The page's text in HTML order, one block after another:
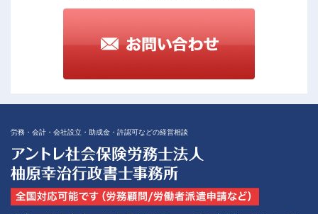
労務・会計・会社設立・助成金・許認可などの経営相談